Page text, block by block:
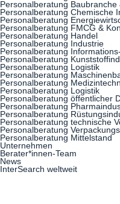
Personalberatung Baubranche
Personalberatung Chemische
Personalberatung
Personalberatung FMCG &
Personalberatung Handel
Personalberatung Industrie
Personalberatung
Personalberatung
Personalberatung Logistik
Personalberatung
Personalberatung
Personalberatung Logistik
Personalberatung öffentlicher
Personalberatung
Personalberatung
Personalberatung technische
Personalberatung
Personalberatung Mittelstand
Unternehmen
Berater*innen-Team
News
InterSearch weltweit